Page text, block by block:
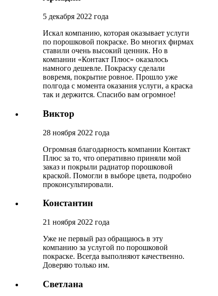
5 декабря 2022 года
Искал компанию, которая оказывает услуги
по порошковой покраске. Во многих фирмах
ставили очень высокий ценник. Но в
компании «Контакт Плюс» оказалось
намного дешевле. Покраску сделали
вовремя, покрытие ровное. Прошло уже
полгода с момента оказания услуги, а краска
так и держится. Спасибо вам огромное!
Виктор
28 ноября 2022 года
Огромная благодарность компании Контакт
Плюс за то, что оперативно приняли мой
заказ и покрыли радиатор порошковой
краской. Помогли в выборе цвета, подробно
проконсультировали.
Константин
21 ноября 2022 года
Уже не первый раз обращаюсь в эту
компанию за услугой по порошковой
покраске. Всегда выполняют качественно.
Доверяю только им.
Светлана